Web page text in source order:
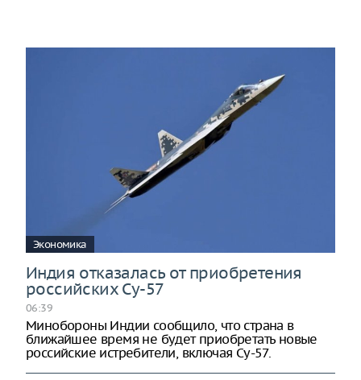
Экономика
Индия отказалась от приобретения
российских Су-57
06:39
Минобороны Индии сообщило, что страна в
ближайшее время не будет приобретать новые
российские истребители, включая Су-57.